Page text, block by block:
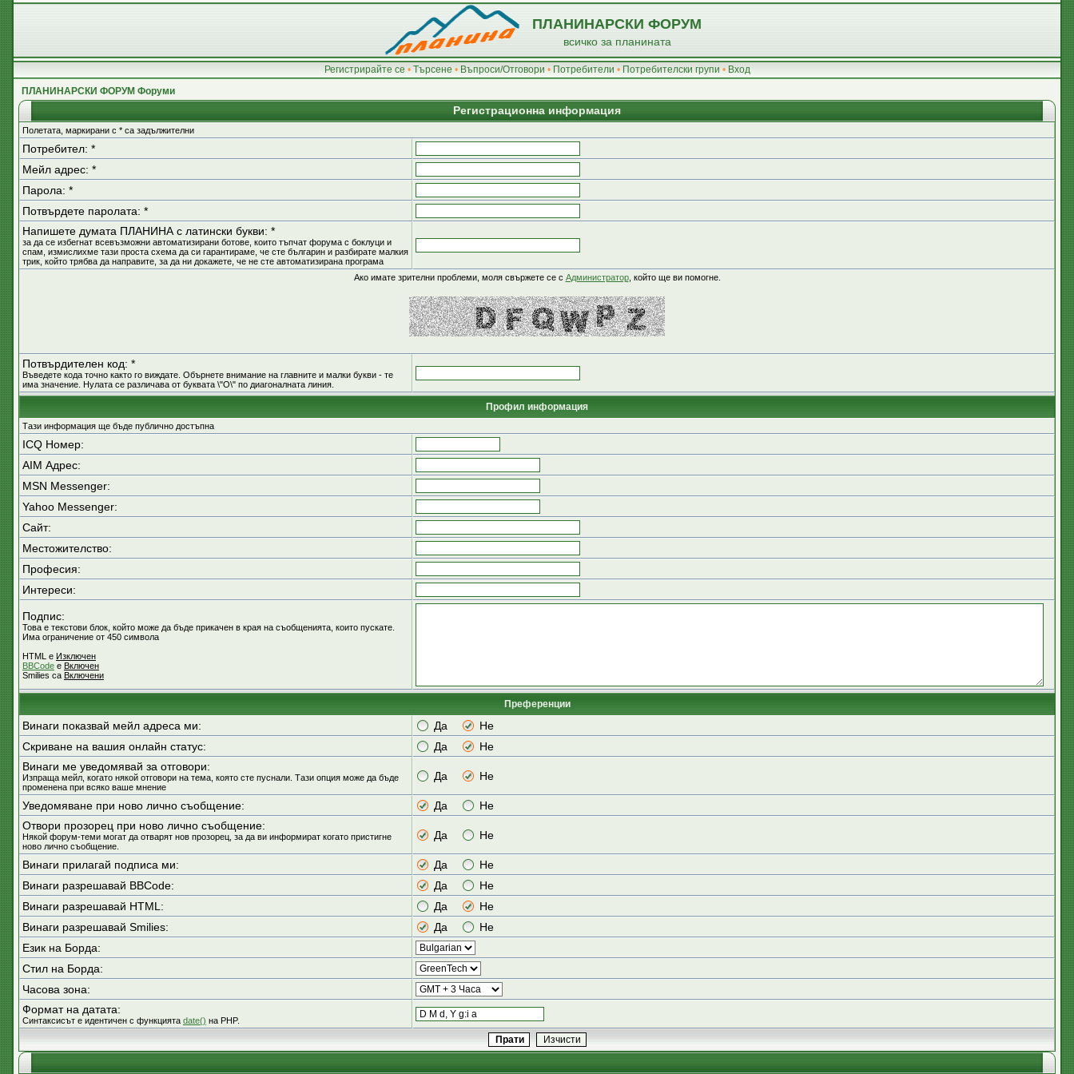
ПЛАНИНАРСКИ ФОРУМ
всичко за планината
Регистрирайте се • Търсене • Въпроси/Отговори • Потребители • Потребителски групи • Вход
ПЛАНИНАРСКИ ФОРУМ Форуми
Регистрационна информация
Полетата, маркирани с * са задължителни
Потребител: *
Мейл адрес: *
Парола: *
Потвърдете паролата: *
Напишете думата ПЛАНИНА с латински букви: *
за да се избегнат всевъзможни автоматизирани ботове, които тъпчат форума с боклуци и
спам, измислихме тази проста схема да си гарантираме, че сте българин и разбирате малкия
трик, който трябва да направите, за да ни докажете, че не сте автоматизирана програма
Ако имате зрителни проблеми, моля свържете се с Администратор, който ще ви помогне.
Потвърдителен код: *
Въведете кода точно както го виждате. Обърнете внимание на главните и малки букви - те
има значение. Нулата се различава от буквата \"O\" по диагоналната линия.
Профил информация
Тази информация ще бъде публично достъпна
ICQ Номер:
AIM Адрес:
MSN Messenger:
Yahoo Messenger:
Сайт:
Местожителство:
Професия:
Интереси:
Подпис:
Това е текстови блок, който може да бъде прикачен в края на съобщенията, които пускате.
Има ограничение от 450 символа
HTML е Изключен
BBCode е Включен
Smilies са Включени
Преференции
Винаги показвай мейл адреса ми: Да
Не
Скриване на вашия онлайн статус:
Да
Не
Винаги ме уведомявай за отговори:
Изпраща мейл, когато някой отговори на тема, която сте пуснали. Тази опция може да бъде
променена при всяко ваше мнение
Да Не
Уведомяване при ново лично съобщение: Да
Не
Отвори прозорец при ново лично съобщение:
Някой форум-теми могат да отварят нов прозорец, за да ви информират когато пристигне
ново лично съобщение.
Да Не
Винаги прилагай подписа ми: Да
Не
Винаги разрешавай BBCode:
Да
Не
Винаги разрешавай HTML:
Да
Не
Винаги разрешавай Smilies:
Да
Не
Език на Борда:
Стил на Борда:
Часова зона:
Формат на датата:
Синтаксисът е идентичен с функцията date() на PHP.